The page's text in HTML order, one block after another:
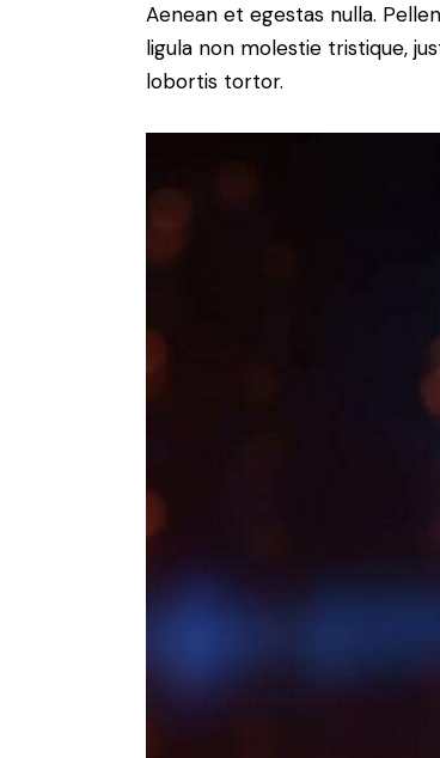
Aenean et egestas nulla.
ligula non molestie tristique,
lobortis tortor.